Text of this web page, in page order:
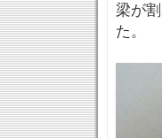
梁が
た。